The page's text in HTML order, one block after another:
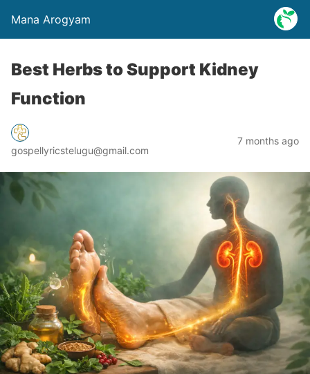
Mana Arogyam
Best Herbs to Support Kidney
Function
gospellyricstelugu@gmail.com
7 months ago